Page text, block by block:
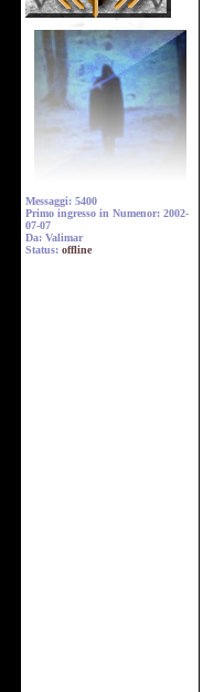
Messaggi: 5400
Primo ingresso in Numenor: 2002-
07-07
Da: Valimar
Status: offline